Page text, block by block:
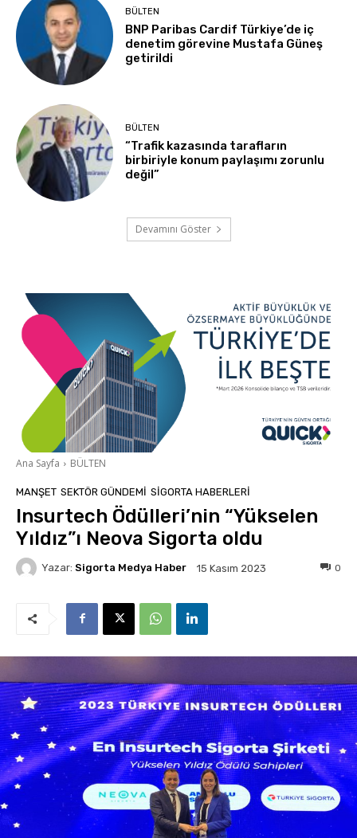
BÜLTEN
BNP Paribas Cardif Türkiye’de iç
denetim görevine Mustafa Güneş
getirildi
BÜLTEN
“Trafik kazasında tarafların
birbiriyle konum paylaşımı zorunlu
değil”
Devamını Göster